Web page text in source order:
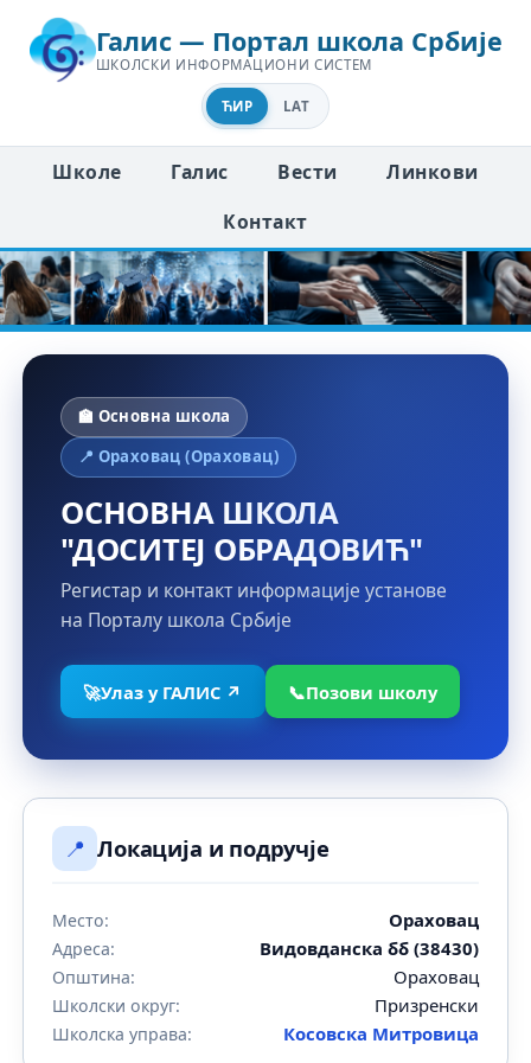
Галис — Портал школа Србије
ШКОЛСКИ ИНФОРМАЦИОНИ СИСТЕМ
ЋИР LAT
Школе Галис Вести
Линкови
Контакт
🏫 Основна школа
📍 Ораховац (Ораховац)
ОСНОВНА ШКОЛА
"ДОСИТЕЈ ОБРАДОВИЋ"
Регистар и контакт информације установе
на Порталу школа Србије
🚀Улаз у ГАЛИС ↗ 📞Позови школу
📍 Локација и подручје
Место: Ораховац
Адреса: Видовданска бб (38430)
Општина: Ораховац
Школски округ: Призренски
Школска управа: Косовска Митровица